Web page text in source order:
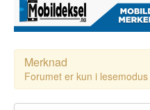
Nyheter
Artikler
Konseptbiler
Nyttige sider
Bilforhandlere
Merknad
Forumet er kun i lesemodus